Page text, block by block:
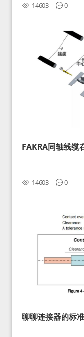
14603 0
FAKRA同轴线缆
14603 0
聊聊连接器的标